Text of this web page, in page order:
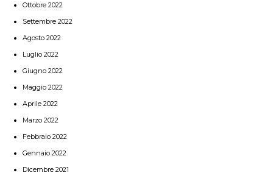
Ottobre 2022
Settembre 2022
Agosto 2022
Luglio 2022
Giugno 2022
Maggio 2022
Aprile 2022
Marzo 2022
Febbraio 2022
Gennaio 2022
Dicembre 2021